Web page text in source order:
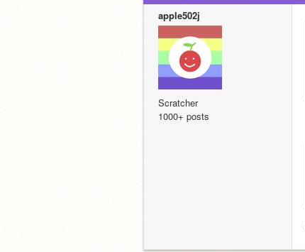
apple502j
Scratcher
1000+ posts